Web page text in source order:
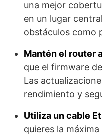
una mejor
en un lugar
obstáculos como
Mantén el router
que el firmware
Las
rendimiento y
Utiliza un cable
quieres la